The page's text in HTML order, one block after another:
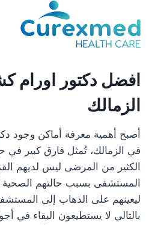
المحتوى
افضل دكتور
الزمالك
أصبح أهمية معرفة أماكن وجود
في الزمالك، تُمثل فارق كبير
الكثير من المرضى ليس لديهم
المستشفى بسبب حالتهم الصحية
ليعينهم على الذهاب إلى
بالتالي لا يستطيعون البقاء في